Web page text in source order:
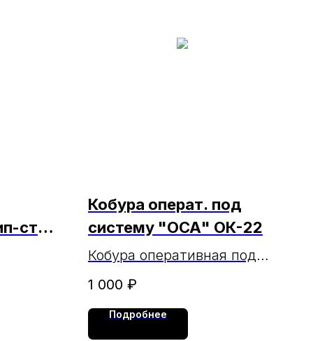
стоп
Кобура операт. под
систему "ОСА" ОК-22
Кобура оперативная под
систему "ОСА" ОК22
1 000 ₽
Подробнее